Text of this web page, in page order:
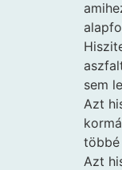
sem
Azt
többé
Azt